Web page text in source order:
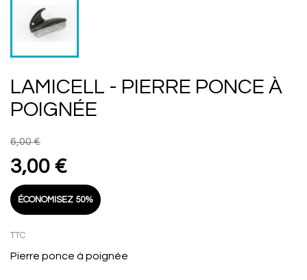
LAMICELL - PIERRE PONCE À
POIGNÉE
6,00 €
3,00 €
ÉCONOMISEZ 50%
TTC
Pierre ponce à poignée